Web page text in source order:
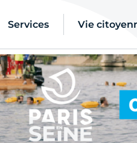
Services Vie